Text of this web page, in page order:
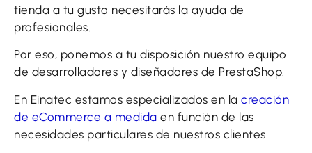
tienda a tu gusto necesitarás la ayuda de
profesionales.
Por eso, ponemos a tu disposición nuestro equipo
de desarrolladores y diseñadores de PrestaShop.
En Einatec estamos especializados en la creación
de eCommerce a medida en función de las
necesidades particulares de nuestros clientes.